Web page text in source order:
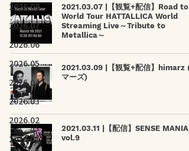
2026.08
2026.07
2026.06
2026.05
2026.04
2026.03
2026.02
2026.01
2021.03.07 |【観覧+配信】Road to
World Tour HATTALLICA World
Streaming Live～Tribute to
Metallica～
2021.03.09 |【観覧+配信】himarz (
マーズ)
2021.03.11 |【配信】SENSE MANIA
vol.9